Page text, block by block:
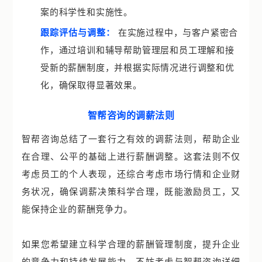
案的科学性和实施性。
跟踪评估与调整：
在实施过程中，与客户紧密合
作，通过培训和辅导帮助管理层和员工理解和接
受新的薪酬制度，并根据实际情况进行调整和优
化，确保取得显著效果。
智帮咨询的调薪法则
智帮咨询总结了一套行之有效的调薪法则，帮助企业
在合理、公平的基础上进行薪酬调整。这套法则不仅
考虑员工的个人表现，还综合考虑市场行情和企业财
务状况，确保调薪决策科学合理，既能激励员工，又
能保持企业的薪酬竞争力。
如果您希望建立科学合理的薪酬管理制度，提升企业